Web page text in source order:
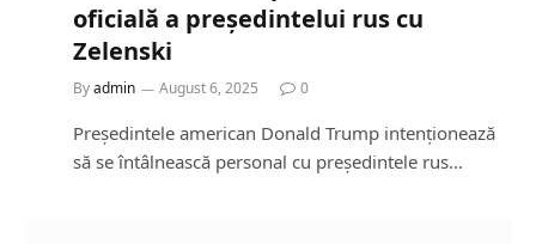
oficială a președintelui rus cu
Zelenski
Byadmin August 6, 2025 0
Președintele american Donald Trump intenționează
să se întâlnească personal cu președintele rus…